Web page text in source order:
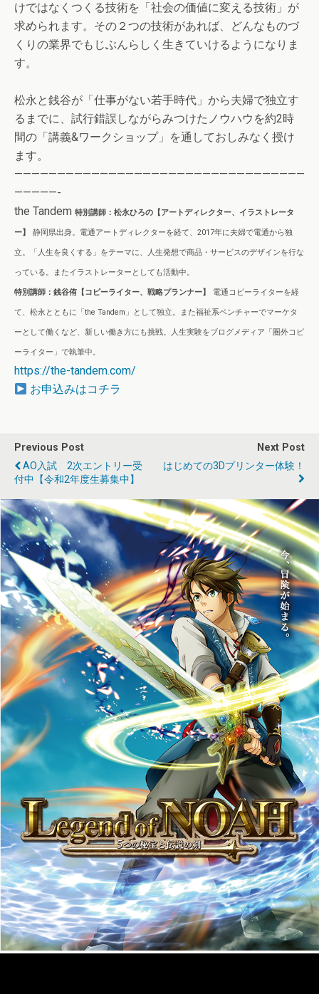
けではなくつくる技術を「社会の価値に変える技術」が
求められます。その２つの技術があれば、どんなものづ
くりの業界でもじぶんらしく生きていけるようになりま
す。
松永と銭谷が「仕事がない若手時代」から夫婦で独立す
るまでに、試行錯誤しながらみつけたノウハウを約2時
間の「講義&ワークショップ」を通しておしみなく授け
ます。
——————————————————————————————————
—————-
the Tandem 特別講師：松永ひろの【アートディレクター、イラストレータ
ー】 静岡県出身。電通アートディレクターを経て、2017年に夫婦で電通から独
立。 「人生を良くする」をテーマに、人生発想で商品・サービスのデザインを行な
っている。またイラストレーターとしても活動中。
特別講師：銭谷侑【コピーライター、戦略プランナー】 電通コピーライターを経
て、松永とともに「the Tandem」として独立。 また福祉系ベンチャーでマーケタ
ーとして働くなど、新しい働き方にも挑戦。 人生実験をブログメディア「圏外コピ
ーライター」で執筆中。
https://the-tandem.com/
お申込みはコチラ
Previous Post
AO入試 2次エントリー受
付中【令和2年度生募集中】
Next Post
はじめての3Dプリンター体験！